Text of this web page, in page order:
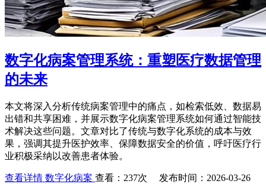
数字化病案管理系统：重塑医疗数据管理
的未来
本文将深入分析传统病案管理中的痛点，如检索低效、数据易
出错和共享困难，并展示数字化病案管理系统如何通过智能技
术解决这些问题。文章对比了传统与数字化系统的成本与效
果，强调其提升医护效率、保障数据安全的价值，呼吁医疗行
业积极采纳以改善患者体验。
查看详情 数字化病案 查看：237次 发布时间：2026-03-26